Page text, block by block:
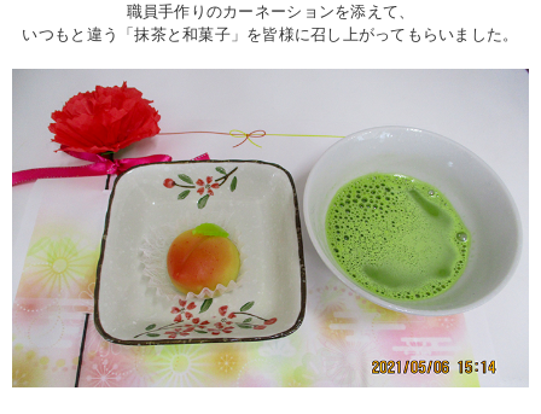
職員手作りのカーネーションを添えて、
いつもと違う「抹茶と和菓子」を皆様に召し上がってもらいました。